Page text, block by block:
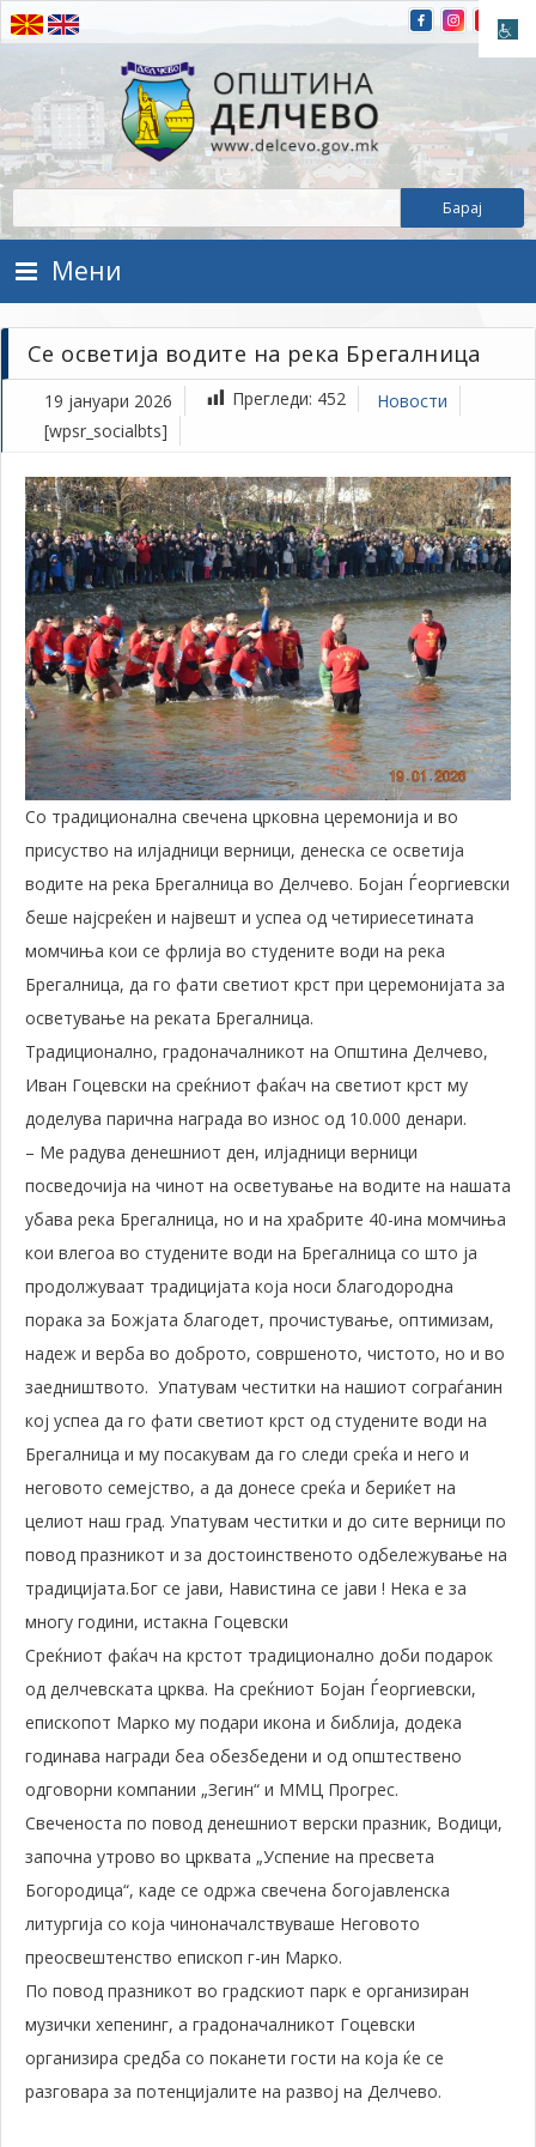
Прескокнете на содржината
Општина Делчево
Општина Делчево
Мени
Се осветија водите на река Брегалница
19 јануари 2026 Прегледи: 452
Новости
[wpsr_socialbts]
Со традиционална свечена црковна церемонија и во
присуство на илјадници верници, денеска се осветија
водите на река Брегалница во Делчево. Бојан Ѓеоргиевски
беше најсреќен и највешт и успеа од четириесетината
момчиња кои се фрлија во студените води на река
Брегалница, да го фати светиот крст при церемонијата за
осветување на реката Брегалница.
Традиционално, градоначалникот на Општина Делчево,
Иван Гоцевски на среќниот фаќач на светиот крст му
доделува парична награда во износ од 10.000 денари.
– Ме радува денешниот ден, илјадници верници
посведочија на чинот на осветување на водите на нашата
убава река Брегалница, но и на храбрите 40-ина момчиња
кои влегоа во студените води на Брегалница со што ја
продолжуваат традицијата која носи благодородна
порака за Божјата благодет, прочистување, оптимизам,
надеж и верба во доброто, совршеното, чистото, но и во
заедништвото. Упатувам честитки на нашиот сограѓанин
кој успеа да го фати светиот крст од студените води на
Брегалница и му посакувам да го следи среќа и него и
неговото семејство, а да донесе среќа и бериќет на
целиот наш град. Упатувам честитки и до сите верници по
повод празникот и за достоинственото одбележување на
традицијата.Бог се јави, Навистина се јави ! Нека е за
многу години, истакна Гоцевски
Среќниот фаќач на крстот традиционално доби подарок
од делчевската црква. На среќниот Бојан Ѓеоргиевски,
епископот Марко му подари икона и библија, додека
годинава награди беа обезбедени и од општествено
одговорни компании „Зегин“ и ММЦ Прогрес.
Свеченоста по повод денешниот верски празник, Водици,
започна утрово во црквата „Успение на пресвета
Богородица“, каде се одржа свечена богојавленска
литургија со која чиноначалствуваше Неговото
преосвештенство епископ г-ин Марко.
По повод празникот во градскиот парк е организиран
музички хепенинг, а градоначалникот Гоцевски
организира средба со поканети гости на која ќе се
разговара за потенцијалите на развој на Делчево.